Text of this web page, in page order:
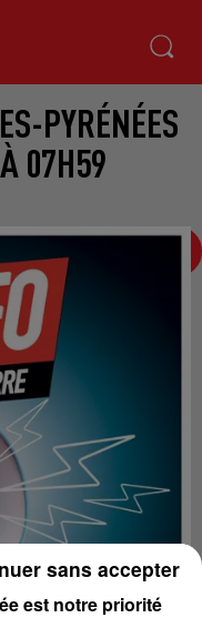
PYRÉNÉES
07H59
est notre priorité
sans accepter